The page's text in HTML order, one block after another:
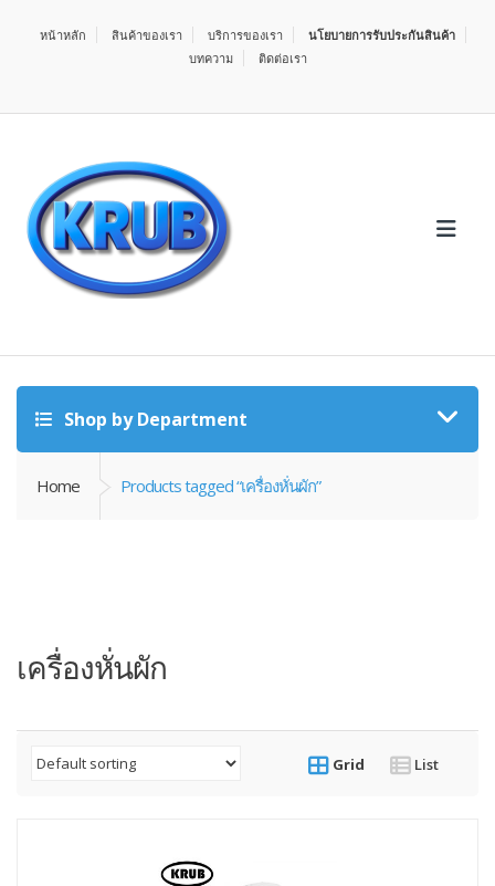
หน้าหลัก สินค้าของเรา บริการของเรา
นโยบายการรับประกันสินค้า
บทความ
ติดต่อเรา
Shop by Department
Home Products tagged “เครื่องหั่นผัก”
เครื่องหั่นผัก
Grid List